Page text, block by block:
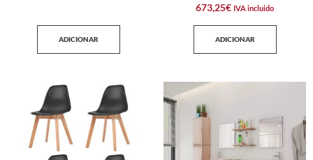
ADICIONAR
673,25€ IVA incluido
ADICIONAR